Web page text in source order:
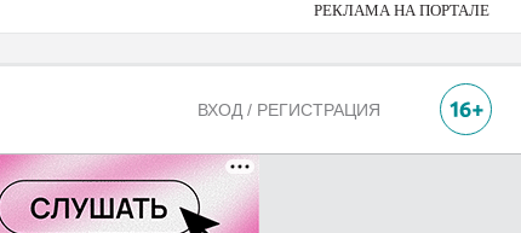
РЕКЛАМА НА ПОРТАЛЕ
ВХОД / РЕГИСТРАЦИЯ